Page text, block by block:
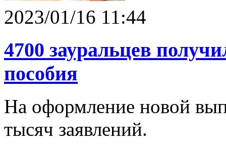
2023/01/16 11:44
4700 зауральцев
пособия
На оформление новой
тысяч заявлений.